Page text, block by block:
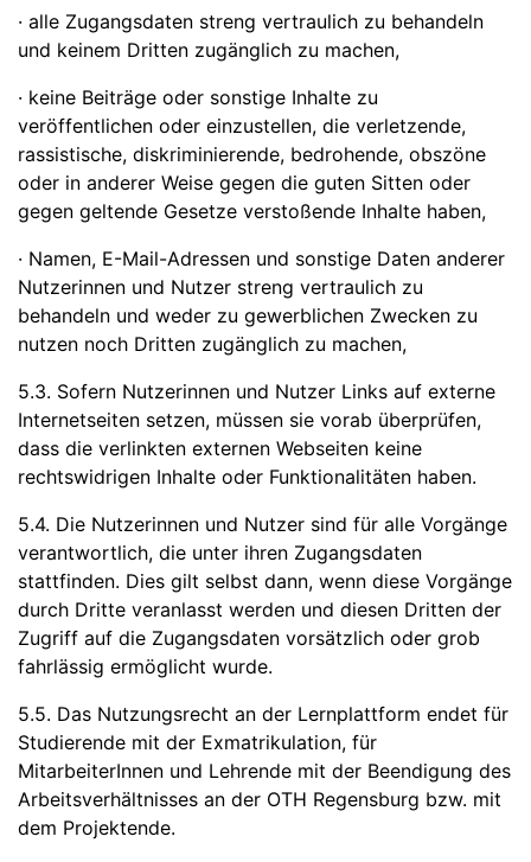
· alle Zugangsdaten streng vertraulich zu behandeln
und keinem Dritten zugänglich zu machen,
· keine Beiträge oder sonstige Inhalte zu
veröffentlichen oder einzustellen, die verletzende,
rassistische, diskriminierende, bedrohende, obszöne
oder in anderer Weise gegen die guten Sitten oder
gegen geltende Gesetze verstoßende Inhalte haben,
· Namen, E-Mail-Adressen und sonstige Daten anderer
Nutzerinnen und Nutzer streng vertraulich zu
behandeln und weder zu gewerblichen Zwecken zu
nutzen noch Dritten zugänglich zu machen,
5.3. Sofern Nutzerinnen und Nutzer Links auf externe
Internetseiten setzen, müssen sie vorab überprüfen,
dass die verlinkten externen Webseiten keine
rechtswidrigen Inhalte oder Funktionalitäten haben.
5.4. Die Nutzerinnen und Nutzer sind für alle Vorgänge
verantwortlich, die unter ihren Zugangsdaten
stattfinden. Dies gilt selbst dann, wenn diese Vorgänge
durch Dritte veranlasst werden und diesen Dritten der
Zugriff auf die Zugangsdaten vorsätzlich oder grob
fahrlässig ermöglicht wurde.
5.5. Das Nutzungsrecht an der Lernplattform endet für
Studierende mit der Exmatrikulation, für
MitarbeiterInnen und Lehrende mit der Beendigung des
Arbeitsverhältnisses an der OTH Regensburg bzw. mit
dem Projektende.